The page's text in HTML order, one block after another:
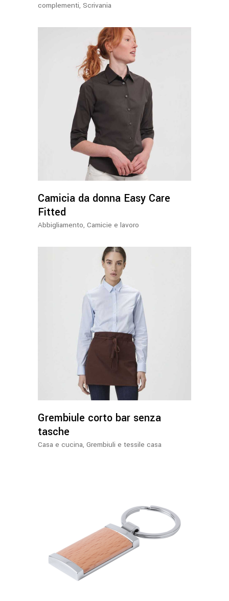
complementi, Scrivania
Camicia da donna Easy Care
Fitted
Abbigliamento, Camicie e lavoro
Grembiule corto bar senza
tasche
Casa e cucina, Grembiuli e tessile casa